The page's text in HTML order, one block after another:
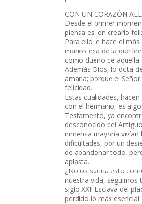
CON UN CORAZÓN
Desde el primer
piensa es: en crearlo
Para ello le hace el
manos esa de la que
como dueño de aquella
Además Dios, lo dota
amarla; porque el
felicidad.
Estas cualidades,
con el hermano, es
Testamento, ya
desconocido del
inmensa mayoría vivían
dificultades, por un
de abandonar todo,
aplasta.
¿No os suena esto
nuestra vida, seguimos
siglo XXI! Esclava del
perdido lo más